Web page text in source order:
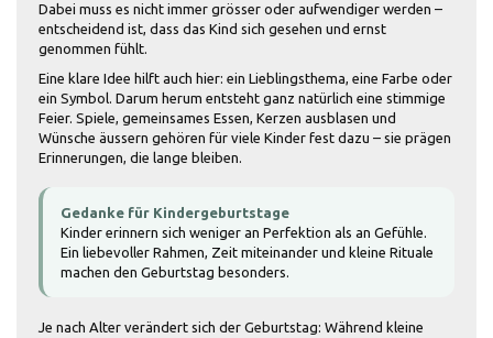
Dabei muss es nicht immer grösser oder aufwendiger werden –
entscheidend ist, dass das Kind sich gesehen und ernst
genommen fühlt.
Eine klare Idee hilft auch hier: ein Lieblingsthema, eine Farbe oder
ein Symbol. Darum herum entsteht ganz natürlich eine stimmige
Feier. Spiele, gemeinsames Essen, Kerzen ausblasen und
Wünsche äussern gehören für viele Kinder fest dazu – sie prägen
Erinnerungen, die lange bleiben.
Gedanke für Kindergeburtstage
Kinder erinnern sich weniger an Perfektion als an Gefühle.
Ein liebevoller Rahmen, Zeit miteinander und kleine Rituale
machen den Geburtstag besonders.
Je nach Alter verändert sich der Geburtstag: Während kleine